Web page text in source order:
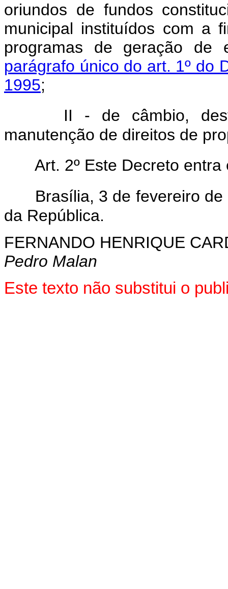
oriundos de fundos
municipal instituídos com a
programas de geração de
parágrafo único do art. 1º do
1995;
II - de câmbio,
manutenção de direitos de
Art. 2º Este Decreto
Brasília, 3 de fevereiro
da República.
FERNANDO HENRIQUE
Pedro Malan
Este texto não substitui o